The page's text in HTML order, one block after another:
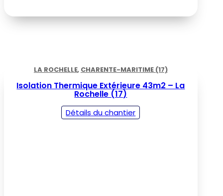
LA ROCHELLE, CHARENTE-MARITIME (17)
Isolation Thermique Extérieure 43m2 – La
Rochelle (17)
Détails du chantier